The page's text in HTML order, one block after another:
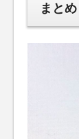
まとめ